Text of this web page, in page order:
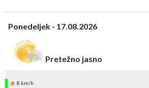
Ponedeljek - 17.08.2026
Pretežno jasno
8 km/h